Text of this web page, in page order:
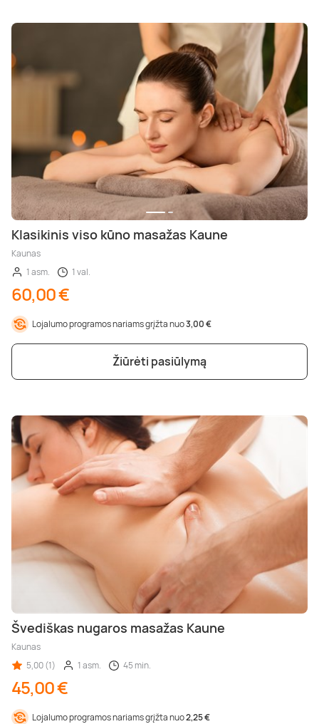
Klasikinis viso kūno masažas Kaune
Kaunas
1 asm.
1 val.
60,00 €
Lojalumo programos nariams grįžta nuo3,00 €
Žiūrėti pasiūlymą
Švediškas nugaros masažas Kaune
Kaunas
5,00 (1)
1 asm. 45 min.
45,00 €
Lojalumo programos nariams grįžta nuo2,25 €